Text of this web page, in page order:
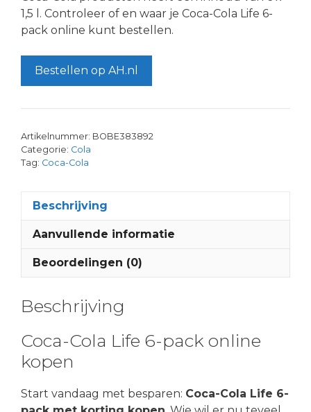
1,5 l. Controleer of en waar je Coca-Cola Life 6-
pack online kunt bestellen.
Bestellen op AH.nl
Artikelnummer: BOBE383892
Categorie: Cola
Tag: Coca-Cola
Beschrijving
Aanvullende informatie
Beoordelingen (0)
Beschrijving
Coca-Cola Life 6-pack online
kopen
Start vandaag met besparen: Coca-Cola Life 6-